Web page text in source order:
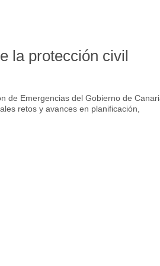
la protección civil
de Emergencias del Gobierno de
retos y avances en planificación,